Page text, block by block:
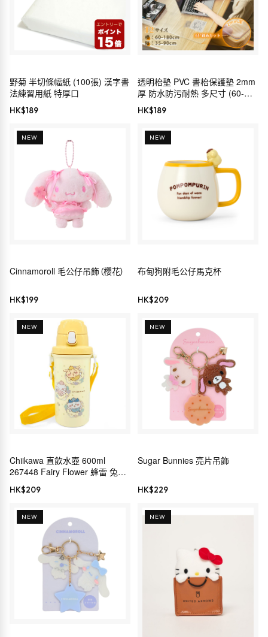
野菊 半切條幅紙 (100張) 漢字書
法練習用紙 特厚口
HK$189
透明枱墊 PVC 書枱保護墊 2mm
厚 防水防污耐熱 多尺寸 (60-
180cm)
HK$189
NEW
Cinnamoroll 毛公仔吊飾（櫻花）
HK$199
NEW
布甸狗附毛公仔馬克杯
HK$209
NEW
Chiikawa 直飲水壺 600ml
267448 Fairy Flower 蜂雷 兔
CHIIKAWA 小小可愛的東西 長野
HK$209
NEW
Sugar Bunnies 亮片吊飾
HK$229
NEW NEW